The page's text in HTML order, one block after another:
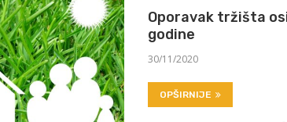
Oporavak tržišta
godine
30/11/2020
OPŠIRNIJE